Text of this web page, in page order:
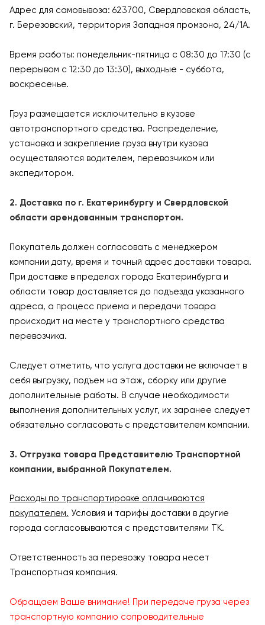
Адрес для самовывоза: 623700, Свердловская область,
г. Березовский, территория Западная промзона, 24/1А.
Время работы: понедельник-пятница с 08:30 до 17:30 (с
перерывом с 12:30 до 13:30), выходные - суббота,
воскресенье.
Груз размещается исключительно в кузове
автотранспортного средства. Распределение,
установка и закрепление груза внутри кузова
осуществляются водителем, перевозчиком или
экспедитором.
2. Доставка по г. Екатеринбургу и Свердловской
области арендованным транспортом.
Покупатель должен согласовать с менеджером
компании дату, время и точный адрес доставки товара.
При доставке в пределах города Екатеринбурга и
области товар доставляется до подъезда указанного
адреса, а процесс приема и передачи товара
происходит на месте у транспортного средства
перевозчика.
Следует отметить, что услуга доставки не включает в
себя выгрузку, подъем на этаж, сборку или другие
дополнительные работы. В случае необходимости
выполнения дополнительных услуг, их заранее следует
обязательно согласовать с представителем компании.
3. Отгрузка товара Представителю Транспортной
компании, выбранной Покупателем.
Расходы по транспортировке оплачиваются
покупателем. Условия и тарифы доставки в другие
города согласовываются с представителями ТК.
Ответственность за перевозку товара несет
Транспортная компания.
Обращаем Ваше внимание! При передаче груза через
транспортную компанию сопроводительные